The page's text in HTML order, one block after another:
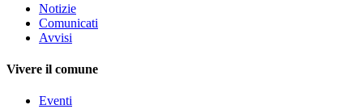
Notizie
Comunicati
Avvisi
Vivere il comune
Eventi